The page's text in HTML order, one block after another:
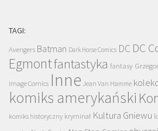
TAGI:
Avengers Batman Dark Horse Comics DC DC
Egmontfantastyka fantasy
Image Comics Inne Jean Van Hamme
komiks amerykański
komiks historyczny kryminał Kultura Gniewu